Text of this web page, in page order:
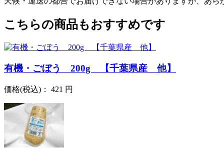
こちらの商品もおすすめです
有機・ごぼう 200g 【千葉県産 他】
価格(税込) ： 421 円